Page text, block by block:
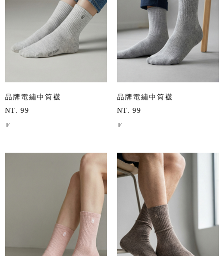
品牌電繡中筒襪
NT. 99
F
品牌電繡中筒襪
NT. 99
F